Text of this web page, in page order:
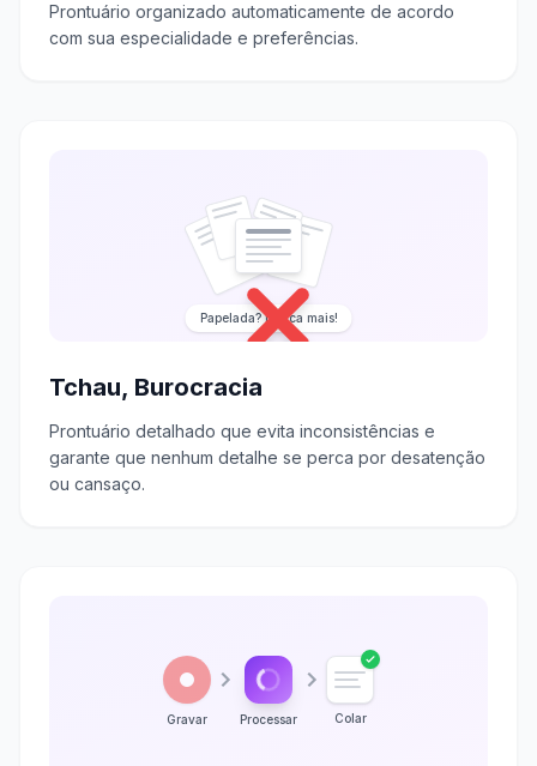
Prontuário organizado automaticamente de acordo
com sua especialidade e preferências.
Papelada? Nunca mais!
Tchau, Burocracia
Prontuário detalhado que evita inconsistências e
garante que nenhum detalhe se perca por desatenção
ou cansaço.
Gravar Processar Colar